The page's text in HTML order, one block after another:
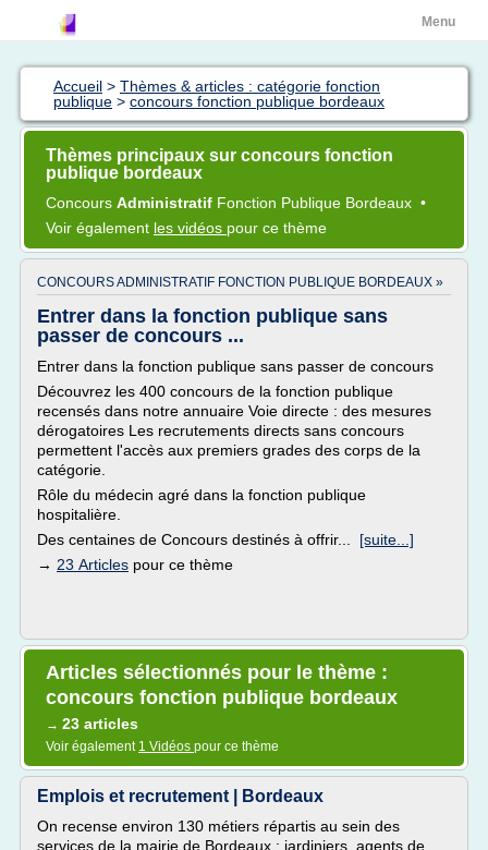
Menu
Accueil > Thèmes & articles : catégorie fonction
publique > concours fonction publique bordeaux
Thèmes principaux sur concours fonction
publique bordeaux
Concours Administratif Fonction Publique Bordeaux •
Voir également les vidéos pour ce thème
CONCOURS ADMINISTRATIF FONCTION PUBLIQUE BORDEAUX »
Entrer dans la fonction publique sans
passer de concours ...
Entrer dans la fonction publique sans passer de concours
Découvrez les 400 concours de la fonction publique
recensés dans notre annuaire Voie directe : des mesures
dérogatoires Les recrutements directs sans concours
permettent l'accès aux premiers grades des corps de la
catégorie.
Rôle du médecin agré dans la fonction publique
hospitalière.
Des centaines de Concours destinés à offrir... [suite...]
→ 23 Articles pour ce thème
Articles sélectionnés pour le thème :
concours fonction publique bordeaux
→ 23 articles
Voir également 1 Vidéos pour ce thème
Emplois et recrutement | Bordeaux
On recense environ 130 métiers répartis au sein des
services de la mairie de Bordeaux : jardiniers, agents de